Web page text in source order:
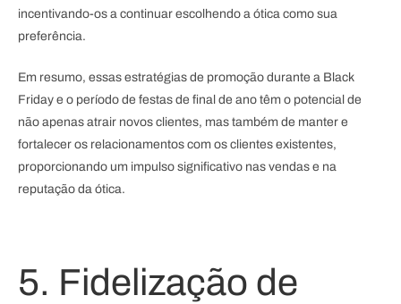
incentivando-os a continuar escolhendo a ótica como sua
preferência.
Em resumo, essas estratégias de promoção durante a Black
Friday e o período de festas de final de ano têm o potencial de
não apenas atrair novos clientes, mas também de manter e
fortalecer os relacionamentos com os clientes existentes,
proporcionando um impulso significativo nas vendas e na
reputação da ótica.
5. Fidelização de